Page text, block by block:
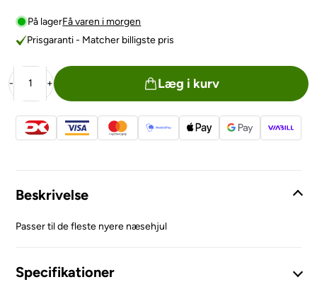
På lagerFå varen i morgen
Prisgaranti - Matcher billigste pris
- + Læg i kurv
Beskrivelse
Passer til de fleste nyere næsehjul
Specifikationer